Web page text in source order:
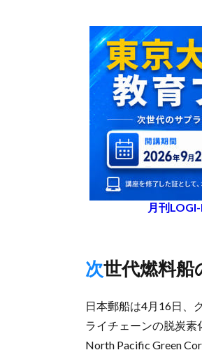
月刊
次世代燃料
日本郵船は4月16日、
ライチェーンの脱炭
North Pacific Green